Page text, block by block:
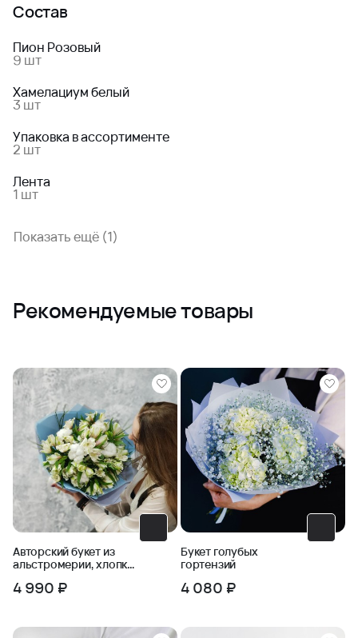
Состав
Пион Розовый
9 шт
Хамелациум белый
3 шт
Упаковка в ассортименте
2 шт
Лента
1 шт
Показать ещё (1)
Рекомендуемые товары
Авторский букет из
альстромерии, хлопка
4 990 ₽
Букет голубых
гортензий
4 080 ₽